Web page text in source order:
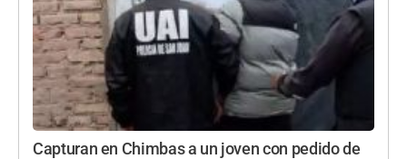
Capturan en Chimbas a un joven con pedido de